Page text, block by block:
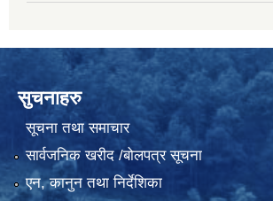
सुचनाहरु
सूचना तथा समाचार
सार्वजनिक खरीद /बोलपत्र सूचना
एन, कानुन तथा निर्देशिका